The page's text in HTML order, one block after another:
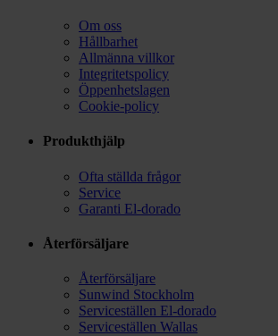
Om oss
Hållbarhet
Allmänna villkor
Integritetspolicy
Öppenhetslagen
Cookie-policy
Produkthjälp
Ofta ställda frågor
Service
Garanti El-dorado
Återförsäljare
Återförsäljare
Sunwind Stockholm
Serviceställen El-dorado
Serviceställen Wallas